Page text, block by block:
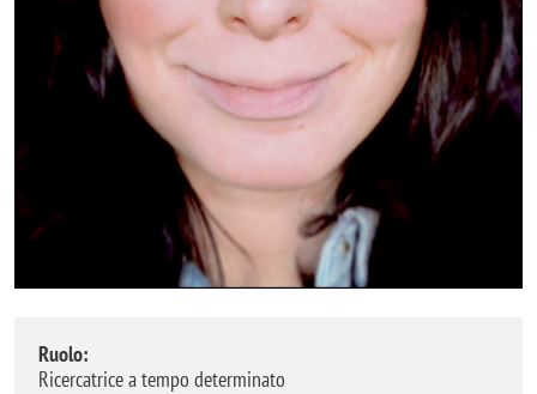
Ruolo:
Ricercatrice a tempo determinato